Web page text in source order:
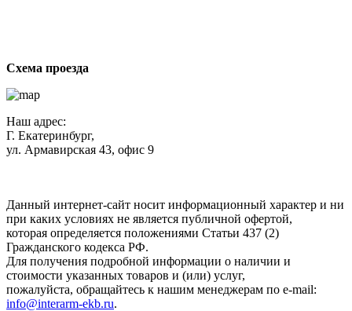
Схема проезда
Наш адрес:
Г. Екатеринбург,
ул. Армавирская 43, офис 9
Данный интернет-сайт носит информационный характер и ни
при каких условиях не является публичной офертой,
которая определяется положениями Статьи 437 (2)
Гражданского кодекса РФ.
Для получения подробной информации о наличии и
стоимости указанных товаров и (или) услуг,
пожалуйста, обращайтесь к нашим менеджерам по e-mail:
info@interarm-ekb.ru.